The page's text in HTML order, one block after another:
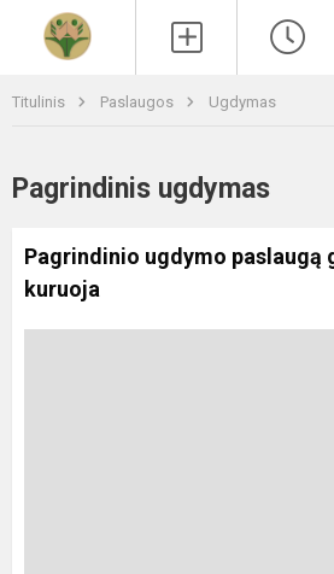
Titulinis Paslaugos Ugdymas
Pagrindinis ugdymas
Pagrindinio ugdymo paslaugą
kuruoja